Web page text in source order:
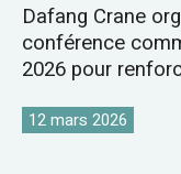
Dafang Crane
conférence
2026 pour
grues
12 mars 2026